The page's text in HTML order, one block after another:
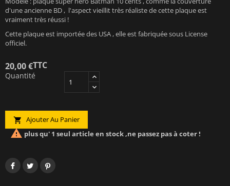
d'une ancienne BD , l'aspect vieillit très réaliste de cette plaque est
vraiment très réussi !
Cette plaque est importée des USA , elle est fabriquée sous License
officiel.
20,00 €TTC
Quantité
 Ajouter Au Panier
 plus qu' 1 seul article en stock ,ne passez pas à coter !